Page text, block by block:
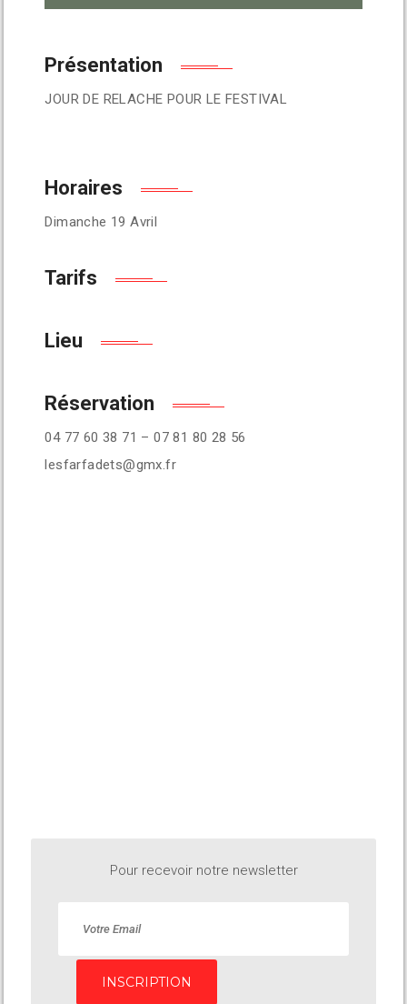
Présentation
JOUR DE RELACHE POUR LE FESTIVAL
Horaires
Dimanche 19 Avril
Tarifs
Lieu
Réservation
04 77 60 38 71 – 07 81 80 28 56
lesfarfadets@gmx.fr
Pour recevoir notre newsletter
INSCRIPTION